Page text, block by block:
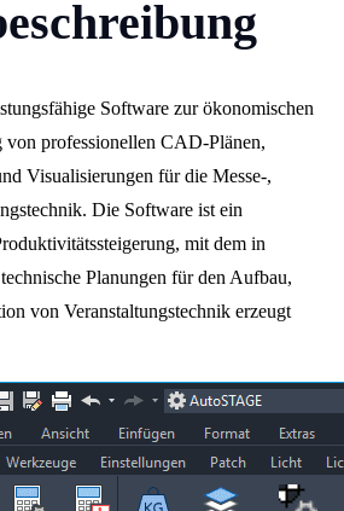
Software zur ökonomischen
von professionellen CAD-Plänen,
Visualisierungen für die Messe-,
Die Software ist ein
mit dem in
Planungen für den Aufbau,
von Veranstaltungstechnik erzeugt